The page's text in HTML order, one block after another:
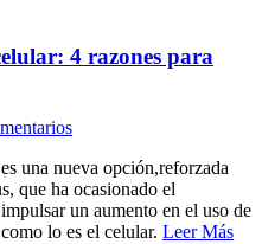
4 razones para
una nueva opción,reforzada
que ha ocasionado el
un aumento en el uso de
lo es el celular. Leer Más